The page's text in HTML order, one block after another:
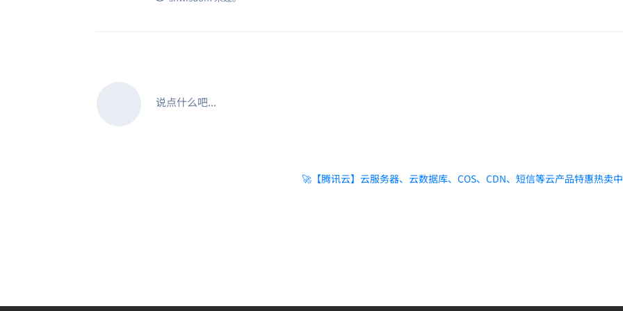
说点什么吧...
🚀【腾讯云】云服务器、云数据库、COS、CDN、短信等云产品特惠热卖中